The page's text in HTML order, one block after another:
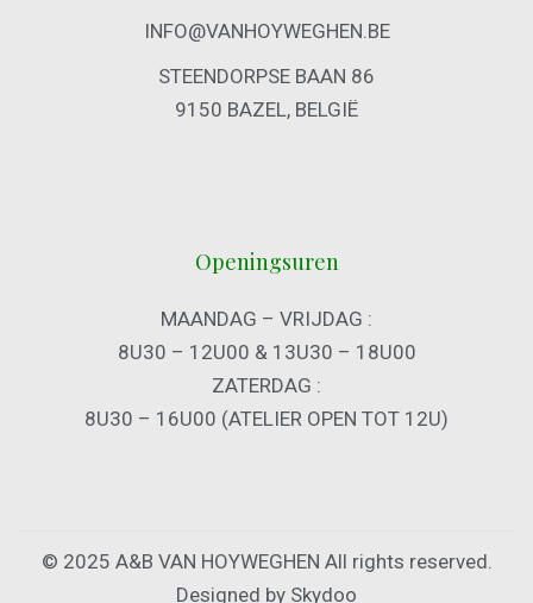
INFO@VANHOYWEGHEN.BE
STEENDORPSE BAAN 86
9150 BAZEL, BELGIË
Openingsuren
MAANDAG – VRIJDAG :
8U30 – 12U00 & 13U30 – 18U00
ZATERDAG :
8U30 – 16U00 (ATELIER OPEN TOT 12U)
© 2025 A&B VAN HOYWEGHEN All rights reserved.
Designed by Skydoo